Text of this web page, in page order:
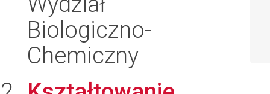
Biologiczno-
Chemiczny